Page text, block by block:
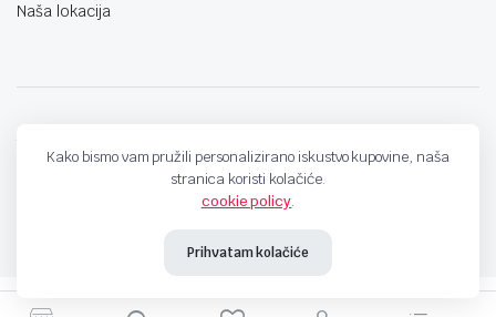
Naša lokacija
Kako bismo vam pružili personalizirano iskustvo kupovine, naša
stranica koristi kolačiće.
cookie policy.
Prihvatam kolačiće